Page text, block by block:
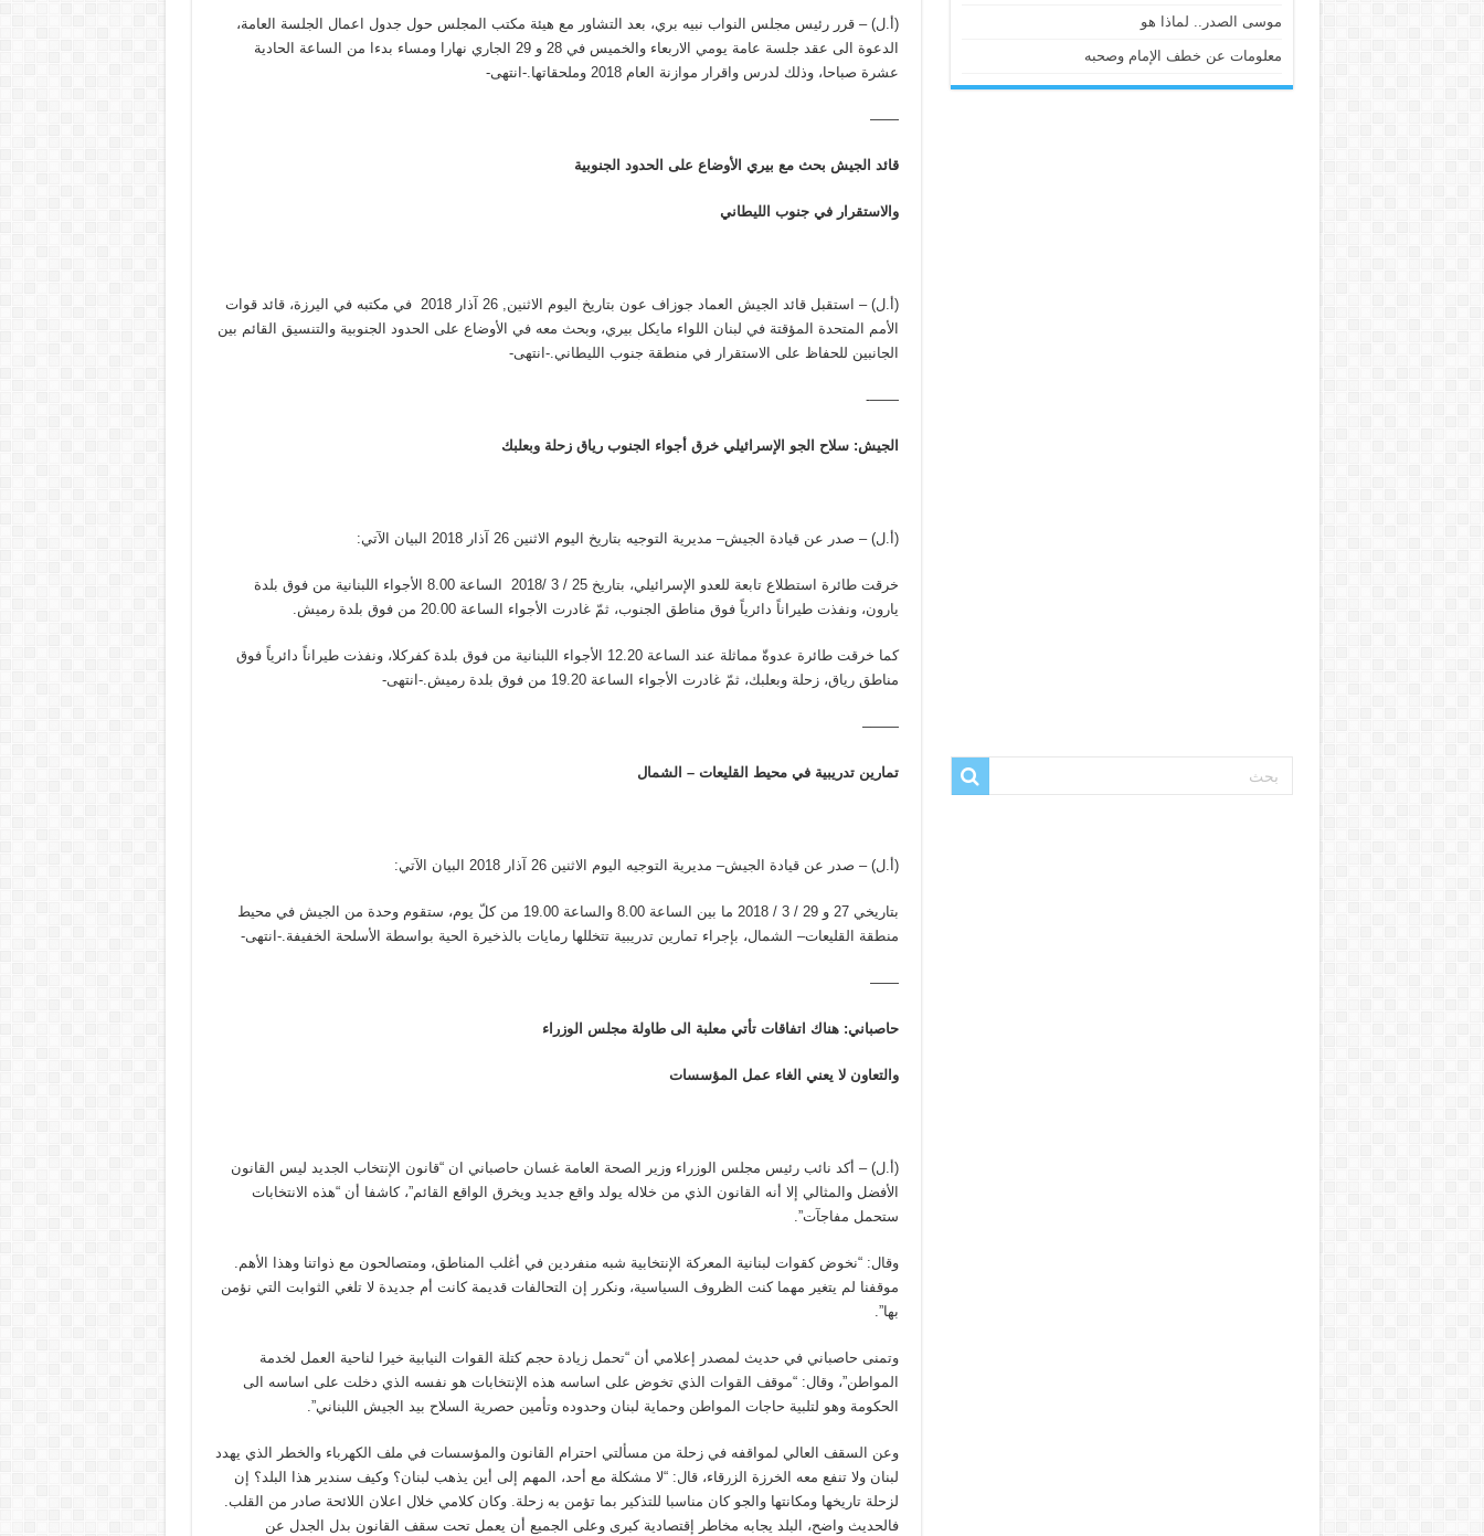
(أ.ل) – قرر رئيس مجلس النواب نبيه بري، بعد التشاور مع هيئة مكتب المجلس حول جدول اعمال الجلسة العامة،
الدعوة الى عقد جلسة عامة يومي الاربعاء والخميس في 28 و 29 الجاري نهارا ومساء بدءا من الساعة الحادية
عشرة صباحا، وذلك لدرس واقرار موازنة العام 2018 وملحقاتها.-انتهى-
——
قائد الجيش بحث مع بيري الأوضاع على الحدود الجنوبية
والاستقرار في جنوب الليطاني
(أ.ل) – استقبل قائد الجيش العماد جوزاف عون بتاريخ اليوم الاثنين, 26 آذار 2018 في مكتبه في اليرزة، قائد قوات
الأمم المتحدة المؤقتة في لبنان اللواء مايكل بيري، وبحث معه في الأوضاع على الحدود الجنوبية والتنسيق القائم بين
الجانبين للحفاظ على الاستقرار في منطقة جنوب الليطاني.-انتهى-
——-
الجيش: سلاح الجو الإسرائيلي خرق أجواء الجنوب رياق زحلة وبعلبك
(أ.ل) – صدر عن قيادة الجيش– مديرية التوجيه بتاريخ اليوم الاثنين 26 آذار 2018 البيان الآتي:
خرقت طائرة استطلاع تابعة للعدو الإسرائيلي، بتاريخ 25 / 3 /2018 الساعة 8.00 الأجواء اللبنانية من فوق بلدة
يارون، ونفذت طيراناً دائرياً فوق مناطق الجنوب، ثمّ غادرت الأجواء الساعة 20.00 من فوق بلدة رميش.
كما خرقت طائرة عدوةّ مماثلة عند الساعة 12.20 الأجواء اللبنانية من فوق بلدة كفركلا، ونفذت طيراناً دائرياً فوق
مناطق رياق، زحلة وبعلبك، ثمّ غادرت الأجواء الساعة 19.20 من فوق بلدة رميش.-انتهى-
——–
تمارين تدريبية في محيط القليعات – الشمال
(أ.ل) – صدر عن قيادة الجيش– مديرية التوجيه اليوم الاثنين 26 آذار 2018 البيان الآتي:
بتاريخي 27 و 29 / 3 / 2018 ما بين الساعة 8.00 والساعة 19.00 من كلّ يوم، ستقوم وحدة من الجيش في محيط
منطقة القليعات– الشمال، بإجراء تمارين تدريبية تتخللها رمايات بالذخيرة الحية بواسطة الأسلحة الخفيفة.-انتهى-
——
حاصباني: هناك اتفاقات تأتي معلبة الى طاولة مجلس الوزراء
والتعاون لا يعني الغاء عمل المؤسسات
(أ.ل) – أكد نائب رئيس مجلس الوزراء وزير الصحة العامة غسان حاصباني ان “قانون الإنتخاب الجديد ليس القانون
الأفضل والمثالي إلا أنه القانون الذي من خلاله يولد واقع جديد ويخرق الواقع القائم”، كاشفا أن “هذه الانتخابات
ستحمل مفاجآت”.
وقال: “نخوض كقوات لبنانية المعركة الإنتخابية شبه منفردين في أغلب المناطق، ومتصالحون مع ذواتنا وهذا الأهم.
موقفنا لم يتغير مهما كنت الظروف السياسية، ونكرر إن التحالفات قديمة كانت أم جديدة لا تلغي الثوابت التي نؤمن
بها”.
وتمنى حاصباني في حديث لمصدر إعلامي أن “تحمل زيادة حجم كتلة القوات النيابية خيرا لناحية العمل لخدمة
المواطن”، وقال: “موقف القوات الذي تخوض على اساسه هذه الإنتخابات هو نفسه الذي دخلت على اساسه الى
الحكومة وهو لتلبية حاجات المواطن وحماية لبنان وحدوده وتأمين حصرية السلاح بيد الجيش اللبناني”.
وعن السقف العالي لمواقفه في زحلة من مسألتي احترام القانون والمؤسسات في ملف الكهرباء والخطر الذي يهدد
لبنان ولا تنفع معه الخرزة الزرقاء، قال: “لا مشكلة مع أحد، المهم إلى أين يذهب لبنان؟ وكيف سندير هذا البلد؟ إن
لزحلة تاريخها ومكانتها والجو كان مناسبا للتذكير بما تؤمن به زحلة. وكان كلامي خلال اعلان اللائحة صادر من القلب.
فالحديث واضح، البلد يجابه مخاطر إقتصادية كبرى وعلى الجميع أن يعمل تحت سقف القانون بدل الجدل عن
موسى الصدر.. لماذا هو
معلومات عن خطف الإمام وصحبه